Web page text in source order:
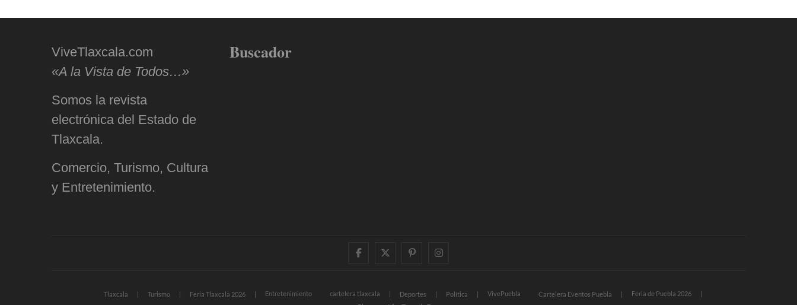
ViveTlaxcala.com
«A la Vista de Todos…»
Somos la revista
electrónica del Estado de
Tlaxcala.
Comercio, Turismo, Cultura
y Entretenimiento.
Buscador
facebooktwitter
pinterestinstagram
Tlaxcala Turismo Feria Tlaxcala 2026 Entretenimiento cartelera tlaxcala Deportes Política VivePuebla Cartelera Eventos Puebla
Feria de Puebla 2026